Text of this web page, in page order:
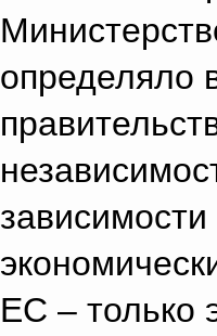
определяло
ЕС – только